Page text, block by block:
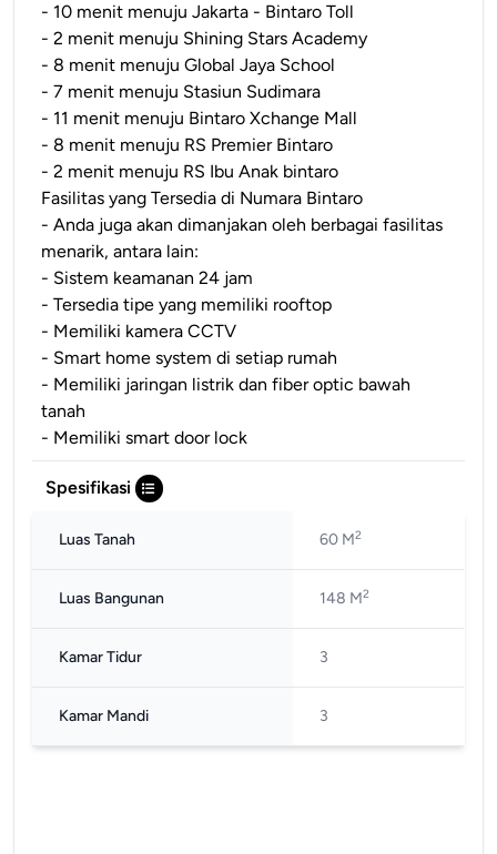
- 10 menit menuju Jakarta - Bintaro Toll
- 2 menit menuju Shining Stars Academy
- 8 menit menuju Global Jaya School
- 7 menit menuju Stasiun Sudimara
- 11 menit menuju Bintaro Xchange Mall
- 8 menit menuju RS Premier Bintaro
- 2 menit menuju RS Ibu Anak bintaro
Fasilitas yang Tersedia di Numara Bintaro
- Anda juga akan dimanjakan oleh berbagai fasilitas
menarik, antara lain:
- Sistem keamanan 24 jam
- Tersedia tipe yang memiliki rooftop
- Memiliki kamera CCTV
- Smart home system di setiap rumah
- Memiliki jaringan listrik dan fiber optic bawah
tanah
- Memiliki smart door lock
Spesifikasi
Luas Tanah 60 M2
Luas Bangunan 148 M2
Kamar Tidur 3
Kamar Mandi 3